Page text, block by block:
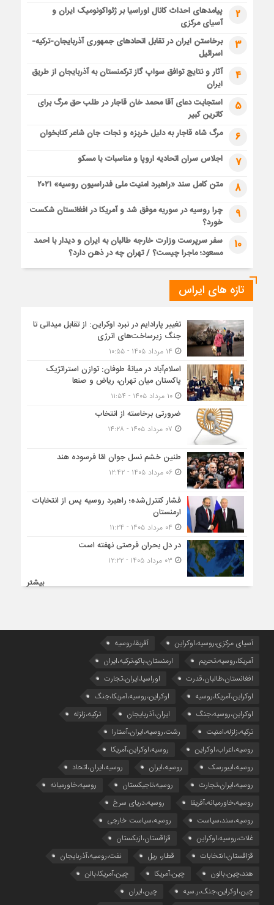
2
پیامدهای احداث کانال اوراسیا بر ژئواکونومیک ایران و
آسیای مرکزی
3
برخاستن ایران در تقابل اتحادهای جمهوری آذربایجان-ترکیه-
اسرائیل
4
آثار و نتایج توافق سواپ گاز ترکمنستان به آذربایجان از طریق
ایران
5
استجابت دعای آقا محمد خان قاجار در طلب حق مرگ برای
کاترین کبیر
6 مرگ شاه قاجار به دلیل خربزه و نجات جان شاعر کتابخوان
7 اجلاس سران اتحادیه اروپا و مناسبات با مسکو
8 متن کامل سند «راهبرد امنیت ملی فدراسیون روسیه» ۲۰۲۱
9
چرا روسیه در سوریه موفق شد و آمریکا در افغانستان شکست
خورد؟
10
سفر سرپرست وزارت خارجه طالبان به ایران و دیدار با احمد
مسعود؛ ماجرا چیست؟ / تهران چه در ذهن دارد؟
تازه های ایراس
تغییر پارادایم در نبرد اوکراین: از تقابل میدانی تا
جنگ زیرساخت‌های انرژی
اسلام‌آباد در میانۀ طوفان: توازن استراتژیک
پاکستان میان تهران، ریاض و صنعا
۱۰ مرداد ۱۴۰۵ - ۱۱:۵۴
ضرورتی برخاسته از انتخاب
طنین خشم نسل جوان امّا فرسوده هند
۰۶ مرداد ۱۴۰۵ - ۱۲:۴۲
فشار کنترل‌شده؛ راهبرد روسیه پس از انتخابات
ارمنستان
در دل بحران فرصتی نهفته است
بیشتر
آسیای مرکزی،روسیه،اوکراین
آفریقا،روسیه
آمریکا،روسیه،تحریم
ارمنستان،باکو،ترکیه،ایران
افغانستان،طالبان،قدرت
اوراسیا،ایران،تجارت
اوکراین،آمریکا،روسیه
اوکراین،روسیه،آمریکا،جنگ
اوکراین،روسیه،جنگ
ایران،آذربایجان
ترکیه،زلزله
ترکیه،زلزله،امنیت
رشت،روسیه،ایران،آستارا
روسیه،اعراب،اوکراین
روسیه،اوکراین،آمریکا
روسیه،ایبورسک
روسیه،ایران
روسیه،ایران،اتحاد
روسیه،ایران،تجارت
روسیه،تاجیکستان
روسیه،خاورمیانه
روسیه،خاورمیانه،آفریقا
روسیه،دریای سرخ
روسیه،سند،سیاست
روسیه،سیاست خارجی
غلات،روسیه،اوکراین
قزاقستان،ازبکستان
قزاقستان،انتخابات
قطار، ریل
نفت،روسیه،آذربایجان
هند،چین،بالون
چین،آمریکا
چین،آمریکا،بالن
چین،اوکراین،جنگ،ر.سیه
چین،ایران